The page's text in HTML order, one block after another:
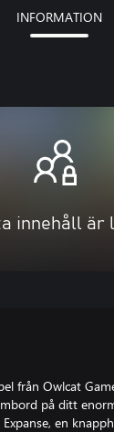
INFORMATION
innehåll är
från Owlcat
på ditt
en